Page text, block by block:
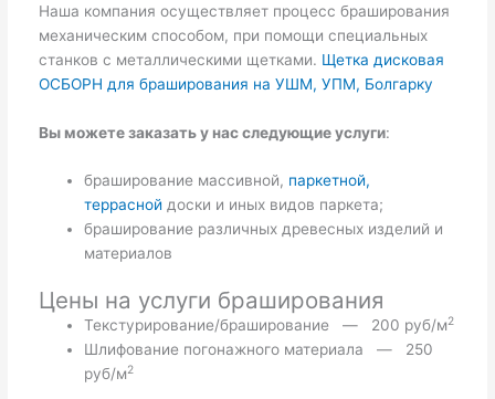
Наша компания осуществляет процесс браширования
механическим способом, при помощи специальных
станков с металлическими щетками. Щетка дисковая
ОСБОРН для браширования на УШМ, УПМ, Болгарку
Вы можете заказать у нас следующие услуги:
браширование массивной, паркетной,
террасной доски и иных видов паркета;
браширование различных древесных изделий и
материалов
Цены на услуги браширования
Текстурирование/браширование — 200 руб/м2
Шлифование погонажного материала — 250
руб/м2